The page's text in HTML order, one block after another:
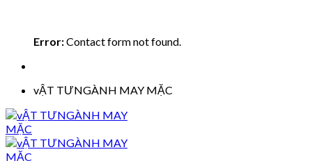
Error:Contact form not found.
vẬT TƯNGÀNH MAY MẶC